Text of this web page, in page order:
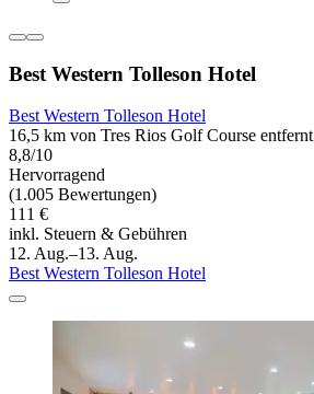
Best Western Tolleson Hotel
Best Western Tolleson Hotel
16,5 km von Tres Rios Golf Course entfernt
8,8/10
Hervorragend
(1.005 Bewertungen)
111 €
inkl. Steuern & Gebühren
12. Aug.–13. Aug.
Best Western Tolleson Hotel